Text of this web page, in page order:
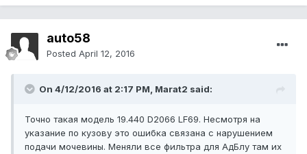
auto58
Posted April 12, 2016
On 4/12/2016 at 2:17 PM, Marat2 said:
Точно такая модель 19.440 D2066 LF69. Несмотря на
указание по кузову это ошибка связана с нарушением
подачи мочевины. Меняли все фильтра для АдБлу там их